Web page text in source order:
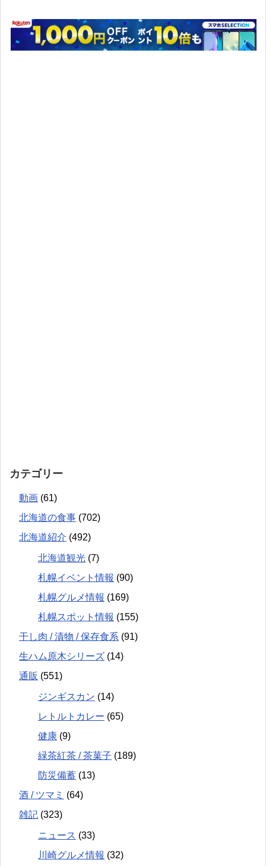
カテゴリー
動画 (61)
北海道の食事 (702)
北海道紹介 (492)
北海道観光 (7)
札幌イベント情報 (90)
札幌グルメ情報 (169)
札幌スポット情報 (155)
干し肉 / 漬物 / 保存食系 (91)
生ハム原木シリーズ (14)
通販 (551)
ジンギスカン (14)
レトルトカレー (65)
健康 (9)
緑茶紅茶 / 茶菓子 (189)
防災備蓄 (13)
酒 / ツマミ (64)
雑記 (323)
ニュース (33)
川崎グルメ情報 (32)